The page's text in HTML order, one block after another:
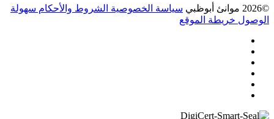
©2026 موانئ أبوظبي سياسة الخصوصية الشروط والأحكام سهولة
الوصول خريطة الموقع